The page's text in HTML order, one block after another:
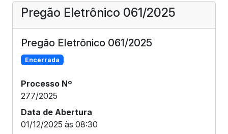
Pregão Eletrônico 061/2025
Pregão Eletrônico 061/2025
Encerrada
Processo Nº
277/2025
Data de Abertura
01/12/2025 às 08:30